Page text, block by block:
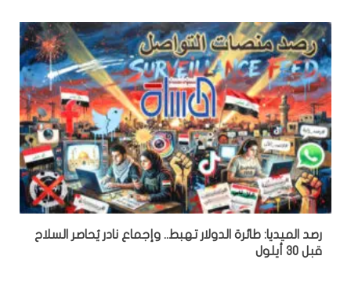
رصد الميديا: طائرة الدولار تهبط.. وإجماع نادر يُحاصر السلاح
قبل 30 أيلول